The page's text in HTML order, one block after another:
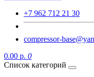
+7 962 712 21 30
compressor-
0.00 р. 0
Список категорий